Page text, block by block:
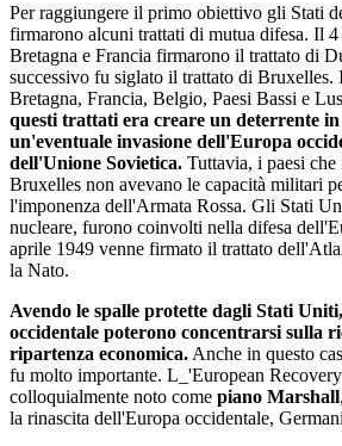
Per raggiungere il primo obiettivo gli Stati
firmarono alcuni trattati di mutua difesa. Il
Bretagna e Francia firmarono il trattato di
successivo fu siglato il trattato di
Bretagna, Francia, Belgio, Paesi Bassi e
questi trattati era creare un deterrente
un'eventuale invasione dell'Europa
dell'Unione Sovietica. Tuttavia, i paesi
Bruxelles non avevano le capacità militari
l'imponenza dell'Armata Rossa. Gli Stati
nucleare, furono coinvolti nella difesa
aprile 1949 venne firmato il trattato
la Nato.
Avendo le spalle protette dagli Stati
occidentale poterono concentrarsi sulla
ripartenza economica. Anche in questo
fu molto importante. L_'European
colloquialmente noto come piano Marshall
la rinascita dell'Europa occidentale,